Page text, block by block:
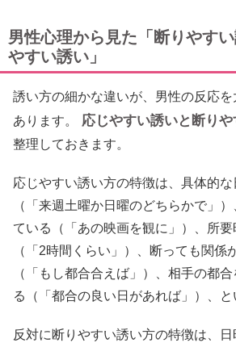
男性心理から見た「断りやす
やすい誘い」
誘い方の細かな違いが、男性の反応
あります。
応じやすい誘いと断り
整理しておきます。
応じやすい誘い方の特徴は、具体的
（「来週土曜か日曜のどちらかで」
ている（「あの映画を観に」）、所
（「2時間くらい」）、断っても関係
（「もし都合合えば」）、相手の都
る（「都合の良い日があれば」）、と
反対に断りやすい誘い方の特徴は、